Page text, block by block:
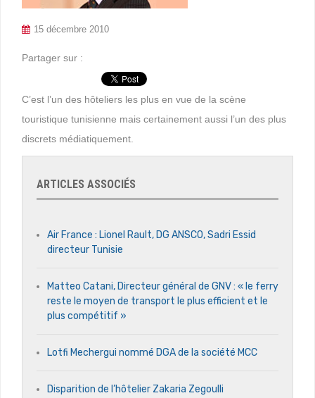
15 décembre 2010
Partager sur :
C’est l’un des hôteliers les plus en vue de la scène
touristique tunisienne mais certainement aussi l’un des plus
discrets médiatiquement.
ARTICLES ASSOCIÉS
Air France : Lionel Rault, DG ANSCO, Sadri Essid
directeur Tunisie
Matteo Catani, Directeur général de GNV : « le ferry
reste le moyen de transport le plus efficient et le
plus compétitif »
Lotfi Mechergui nommé DGA de la société MCC
Disparition de l’hôtelier Zakaria Zegoulli